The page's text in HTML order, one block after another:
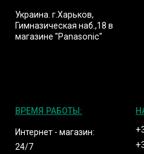
Украина. г.Харьков,
Гимназическая наб.,18 в
магазине "Panasonic"
ВРЕМЯ РАБОТЫ:
Интернет - магазин:
24/7